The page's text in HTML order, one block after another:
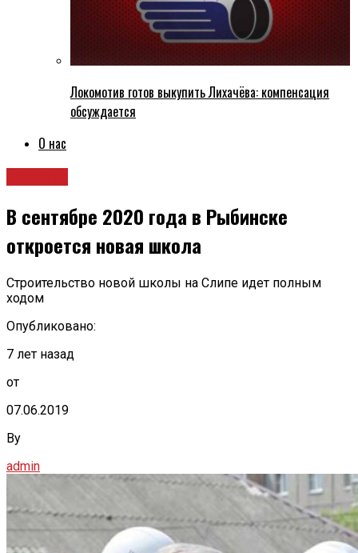
Локомотив готов выкупить Лихачёва: компенсация
обсуждается
О нас
В сентябре 2020 года в Рыбинске
откроется новая школа
Строительство новой школы на Слипе идет полным
ходом
Опубликовано:
7 лет назад
от
07.06.2019
By
admin